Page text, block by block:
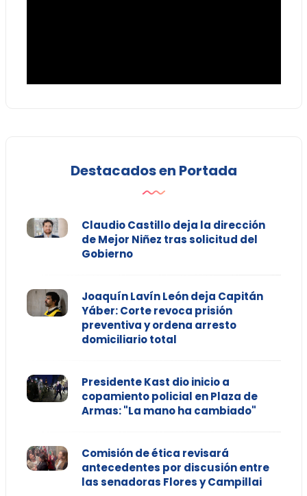
Destacados en Portada
Claudio Castillo deja la dirección
de Mejor Niñez tras solicitud del
Gobierno
Joaquín Lavín León deja Capitán
Yáber: Corte revoca prisión
preventiva y ordena arresto
domiciliario total
Presidente Kast dio inicio a
copamiento policial en Plaza de
Armas: "La mano ha cambiado"
Comisión de ética revisará
antecedentes por discusión entre
las senadoras Flores y Campillai